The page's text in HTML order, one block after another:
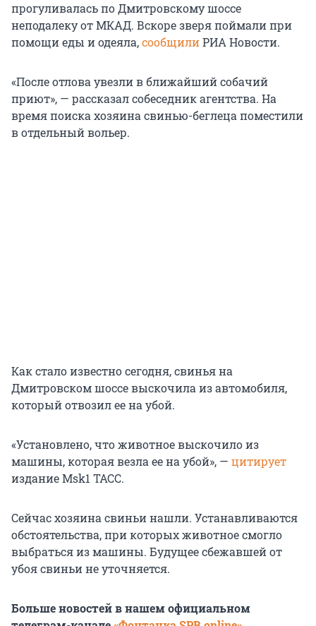
прогуливалась по Дмитровскому шоссе
неподалеку от МКАД. Вскоре зверя поймали при
помощи еды и одеяла,сообщилиРИА Новости.
«После отлова увезли в ближайший собачий
приют», — рассказал собеседник агентства. На
время поиска хозяина свинью-беглеца поместили
в отдельный вольер.
Как стало известно сегодня, свинья на
Дмитровском шоссе выскочила из автомобиля,
который отвозил ее на убой.
«Установлено, что животное выскочило из
машины, которая везла ее на убой», — цитирует
издание Msk1 ТАСС.
Сейчас хозяина свиньи нашли. Устанавливаются
обстоятельства, при которых животное смогло
выбраться из машины. Будущее сбежавшей от
убоя свиньи не уточняется.
Больше новостей в нашем официальном